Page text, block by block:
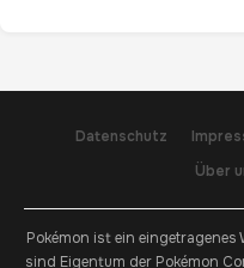
Datenschutz
Über
Pokémon ist ein
sind Eigentum der Pokémon